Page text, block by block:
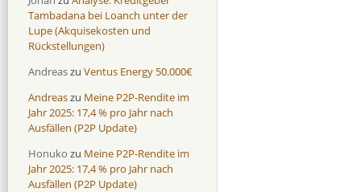
Omaraha
16,4 %
Omaraha
18,0 %
Tambadana bei Loanch unter der
Lupe (Akquisekosten und
Rückstellungen)
Andreaszu Ventus Energy 50.000€
Andreaszu Meine P2P-Rendite im
Jahr 2025: 17,4 % pro Jahr nach
Ausfällen (P2P Update)
Honuko zu Meine P2P-Rendite im
Jahr 2025: 17,4 % pro Jahr nach
Ausfällen (P2P Update)